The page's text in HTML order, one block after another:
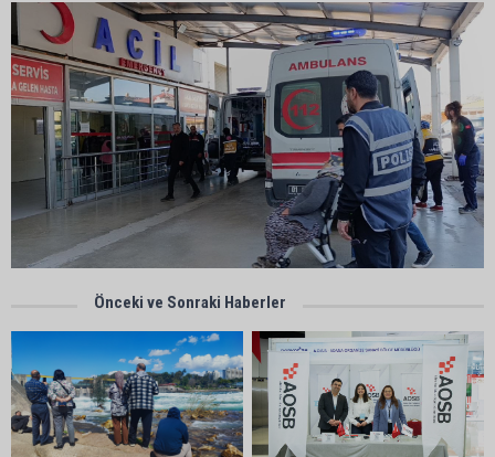
Önceki ve Sonraki Haberler